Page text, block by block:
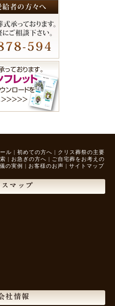
ル | 初めての方へ | クリス葬祭の主要
| お急ぎの方へ | ご自宅葬をお考えの
の実例 | お客様のお声 | サイトマップ
マップ
社情報